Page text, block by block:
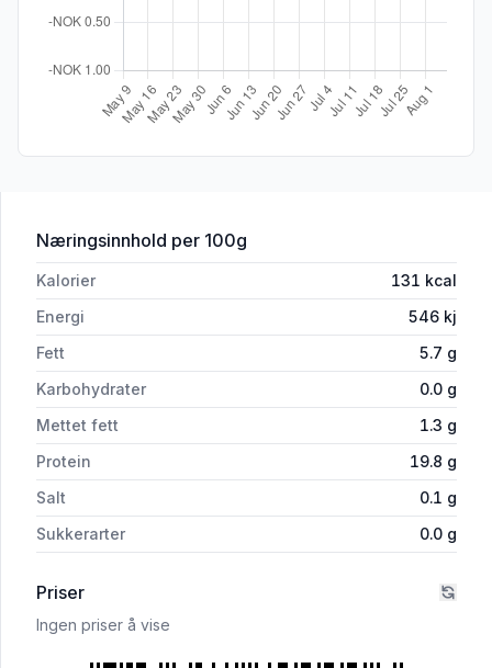
Næringsinnhold for 'Homlagarden Kyllingkjøttdeig
per 100g
Kalorier 131 kcal
Energi
546 kj
Fett
5.7 g
Karbohydrater
0.0 g
Mettet fett
1.3 g
Protein
19.8 g
Salt
0.1 g
Sukkerarter
0.0 g
Priser
Ingen priser å vise